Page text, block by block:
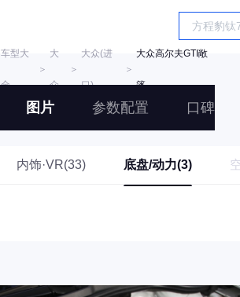
车型大
全
＞
大
众
＞
大众(进
口)
＞
大众高尔夫GTI敞
篷
图片 参数配置 口碑
内饰·VR(33) 底盘/动力(3)